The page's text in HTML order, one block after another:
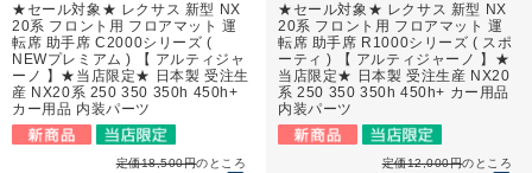
★セール対象★ レクサス 新型 NX
20系 フロント用 フロアマット 運
転席 助手席 C2000シリーズ (
NEWプレミアム ) 【 アルティジャ
ーノ 】★当店限定★ 日本製 受注生
産 NX20系 250 350 350h 450h+
カー用品 内装パーツ
定価18,500円のところ
★セール対象★ レクサス 新型 NX
20系 フロント用 フロアマット 運
転席 助手席 R1000シリーズ ( スポ
ーティ ) 【 アルティジャーノ 】★
当店限定★ 日本製 受注生産 NX20
系 250 350 350h 450h+ カー用品
内装パーツ
定価12,000円のところ